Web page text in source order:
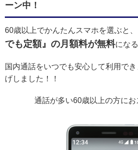
ーン中！
60歳以上でかんたんスマホを選ぶと、
でも定額』の月額料が無料にな
国内通話をいつでも安心して利用で
げしました！！
通話が多い60歳以上の方にお